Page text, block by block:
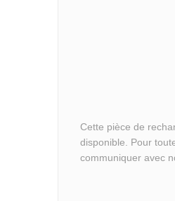
Cette pièce de
disponible. Pour
communiquer avec